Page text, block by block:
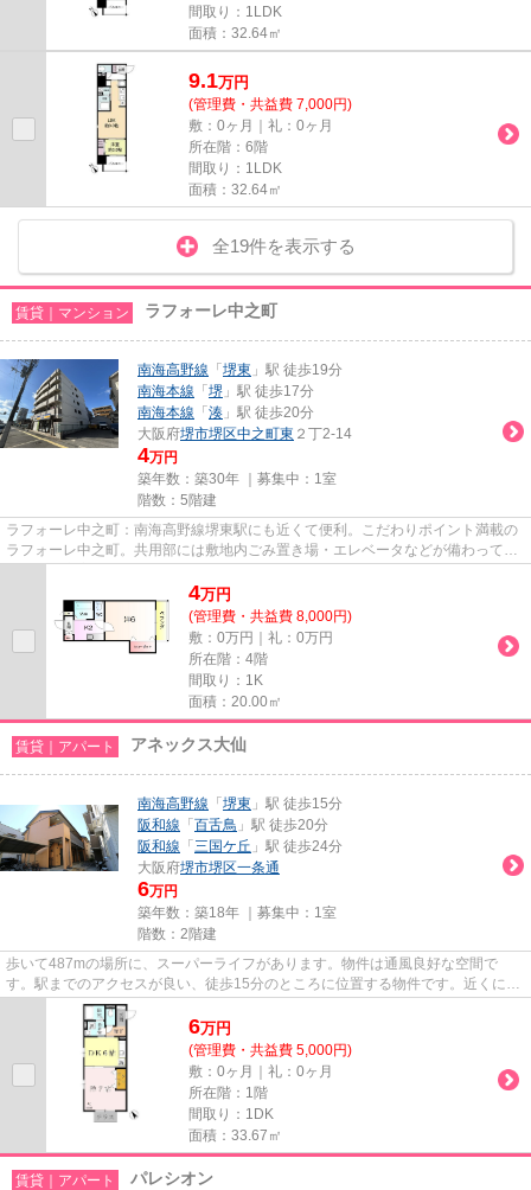
間取り：1LDK
面積：32.64㎡
9.1万円
(管理費・共益費 7,000円)
敷：0ヶ月｜礼：0ヶ月
所在階：6階
間取り：1LDK
面積：32.64㎡
全19件を表示する
賃貸｜マンション ラフォーレ中之町
南海高野線 「 堺東 」駅 徒歩19分
南海本線 「 堺 」駅 徒歩17分
南海本線 「 湊 」駅 徒歩20分
大阪府堺市堺区中之町東 ２丁2-14
4万円
築年数：築30年 ｜募集中： 1室
階数：5階建
ラフォーレ中之町：南海高野線堺東駅にも近くて便利。こだわりポイント満載の
ラフォーレ中之町。共用部には敷地内ごみ置き場・エレベータなどが備わってお
4万円
(管理費・共益費 8,000円)
敷：0万円｜礼：0万円
所在階：4階
間取り：1K
面積：20.00㎡
賃貸｜アパート アネックス大仙
南海高野線 「 堺東 」駅 徒歩15分
阪和線 「 百舌鳥 」駅 徒歩20分
阪和線 「 三国ケ丘 」駅 徒歩24分
大阪府堺市堺区一条通
6万円
築年数：築18年 ｜募集中： 1室
階数：2階建
歩いて487mの場所に、スーパーライフがあります。物件は通風良好な空間で
す。駅までのアクセスが良い、徒歩15分のところに位置する物件です。近くに2
駅ある、アクセスが良い物件です。...
6万円
(管理費・共益費 5,000円)
敷：0ヶ月｜礼：0ヶ月
所在階：1階
間取り：1DK
面積：33.67㎡
賃貸｜アパート パレシオン